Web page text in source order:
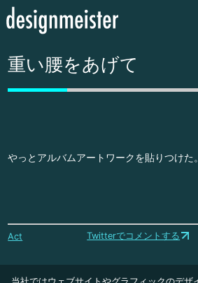
重い腰をあげて
やっとアルバムアートワークを貼りつけた。
Act Twitterでコメントする